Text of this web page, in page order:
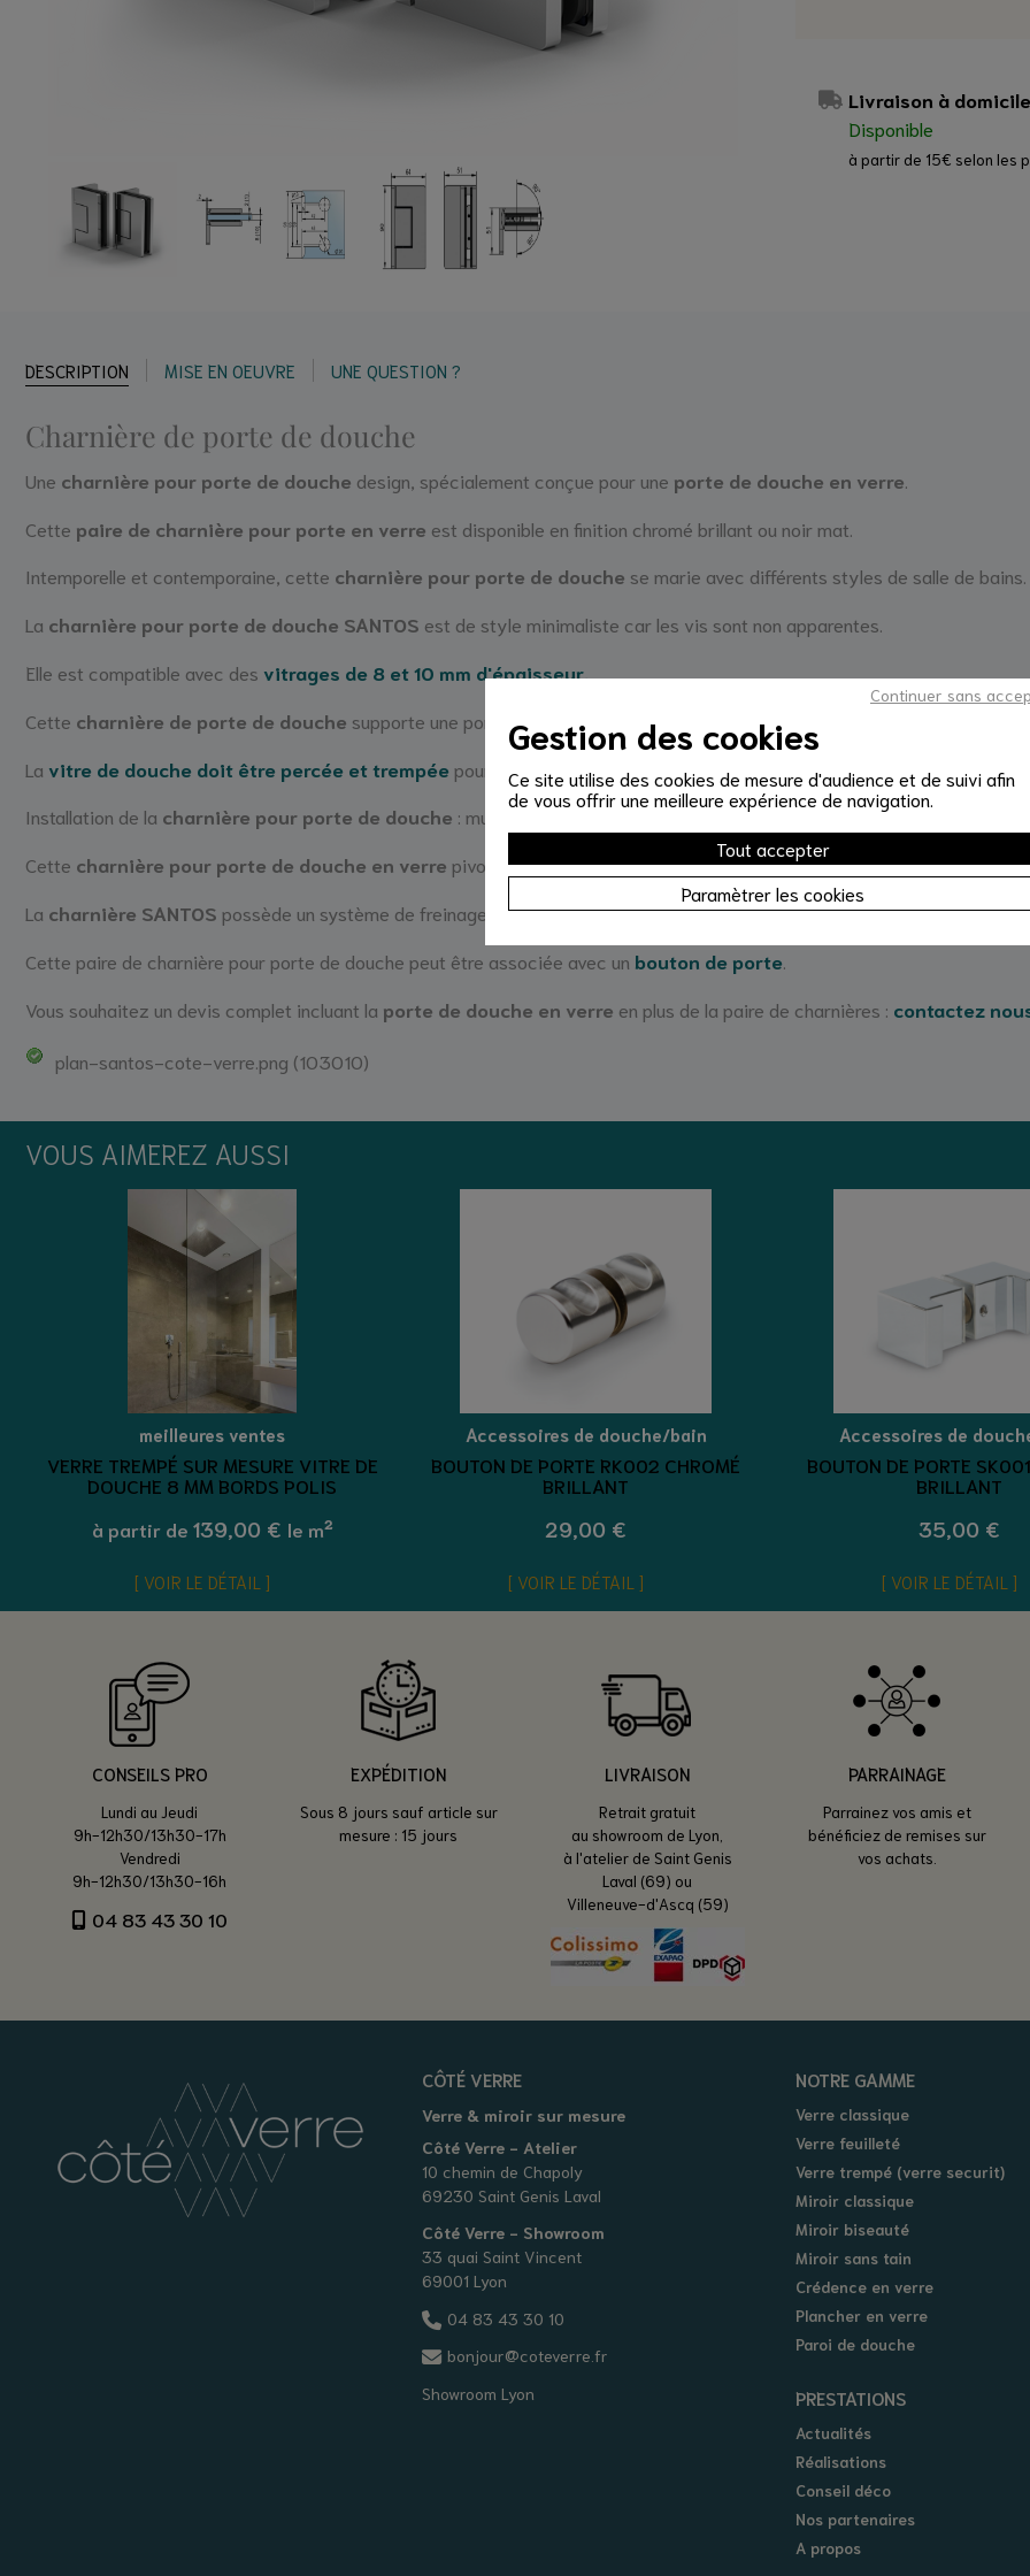
Gestion des cookies
Ce site utilise des cookies de mesure d'audience et de suivi afin
de vous offrir une meilleure expérience de navigation.
Tout accepter
Paramètrer les cookies
Continuer sans
Livraison à domicile
Disponible
à partir de 15€ selon les
DESCRIPTION MISE EN OEUVRE UNE QUESTION ?
Charnière de porte de douche
Une charnière pour porte de douche design, spécialement conçue pour une porte de douche en verre
Cette paire de charnière pour porte en verre est disponible en finition chromé brillant ou noir mat.
Intemporelle et contemporaine, cette charnière pour porte de douche se marie avec différents styles de salle de bains.
La charnière pour porte de douche SANTOS est de style minimaliste car les vis sont non apparentes.
Elle est compatible avec des vitrages de 8 et 10 mm d'épaisseur.
Cette charnière de porte de douche supporte une porte en verre de 50kg maximum et de 2000 x 1000 mm de
La vitre de douche doit être percée et trempéepour positionner les charnières
en toute sécurité.
Installation de la charnière pour porte de douche : mur/verre
Cette charnière pour porte de douche en verre pivote à 180°: ouverture vers l'intérieur ou vers l'extérieur de la
La charnière SANTOS possède un système de freinage qui permet à laporte de douchede se placer à 90° lors de sa
Cette paire de charnière pour porte de douche peut être associée avec un bouton de porte
Vous souhaitez un devis complet incluant la porte de douche en verre en plus de la paire de charnières : contactez
plan-santos-cote-verre.png (103010)
VOUS AIMEREZ AUSSI
meilleures ventes
VERRE TREMPÉ SUR MESURE VITRE DE
DOUCHE 8 MM BORDS POLIS
à partir de 139,00 € le m²
VOIR LE DÉTAIL
Accessoires de douche/bain
BOUTON DE PORTE RK002 CHROMÉ
BRILLANT
29,00 €
VOIR LE DÉTAIL
Accessoires de
BOUTON DE PORTE
BRILLANT
35,00 €
VOIR LE DÉTAIL
CONSEILS PRO
Lundi au Jeudi
9h-12h30/13h30-17h
Vendredi
9h-12h30/13h30-16h
04 83 43 30 10
EXPÉDITION
Sous 8 jours sauf article sur
mesure : 15 jours
LIVRAISON
Retrait gratuit
au showroom de Lyon,
à l'atelier de Saint Genis
Laval (69) ou
Villeneuve-d'Ascq (59)
PARRAINAGE
Parrainez vos amis et
bénéficiez de remises sur
vos achats.
CÔTÉ VERRE
Verre & miroir sur mesure
Côté Verre - Atelier
10 chemin de Chapoly
69230 Saint Genis Laval
Côté Verre - Showroom
33 quai Saint Vincent
69001 Lyon
04 83 43 30 10
bonjour@coteverre.fr
Showroom Lyon
NOTRE GAMME
Verre classique
Verre feuilleté
Verre trempé (verre securit)
Miroir classique
Miroir biseauté
Miroir sans tain
Crédence en verre
Plancher en verre
Paroi de douche
PRESTATIONS
Actualités
Réalisations
Conseil déco
Nos partenaires
A propos